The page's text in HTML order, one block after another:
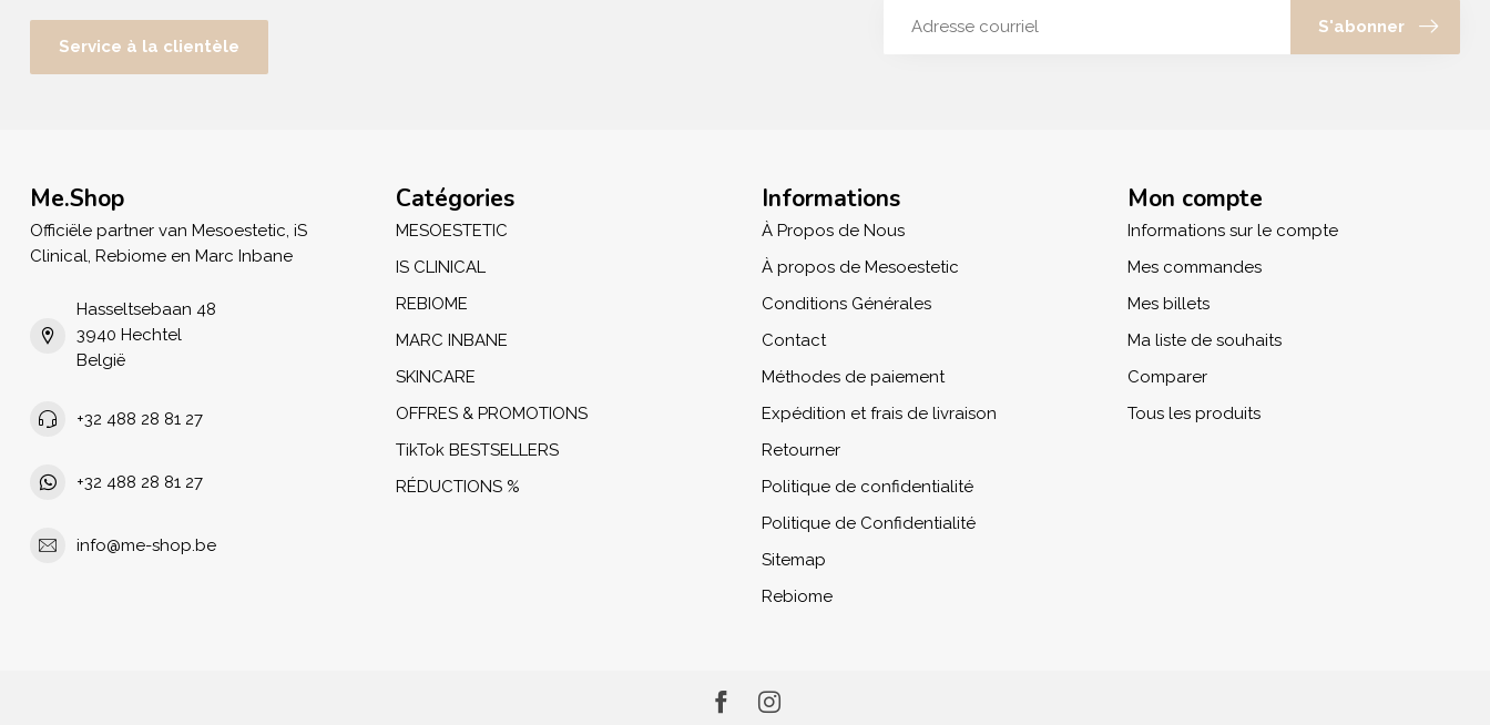
Service à la clientèle
S'abonner
Me.Shop
Officiële partner van Mesoestetic, iS
Clinical, Rebiome en Marc Inbane
Hasseltsebaan 48
3940 Hechtel
België
+32 488 28 81 27
+32 488 28 81 27
info@me-shop.be
Catégories
MESOESTETIC
IS CLINICAL
REBIOME
MARC INBANE
SKINCARE
OFFRES & PROMOTIONS
TikTok BESTSELLERS
RÉDUCTIONS %
Informations
À Propos de Nous
À propos de Mesoestetic
Conditions Générales
Contact
Méthodes de paiement
Expédition et frais de livraison
Retourner
Politique de confidentialité
Politique de Confidentialité
Sitemap
Rebiome
Mon compte
Informations sur le compte
Mes commandes
Mes billets
Ma liste de souhaits
Comparer
Tous les produits